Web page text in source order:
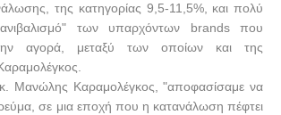
της κατηγορίας 9,5-11,5%, και πολύ
των υπαρχόντων brandsπου
αγορά, μεταξύ των οποίων και της
Μανώλης Καραμολέγκος, "αποφασίσαμε να
σε μια εποχή που η κατανάλωση πέφτει